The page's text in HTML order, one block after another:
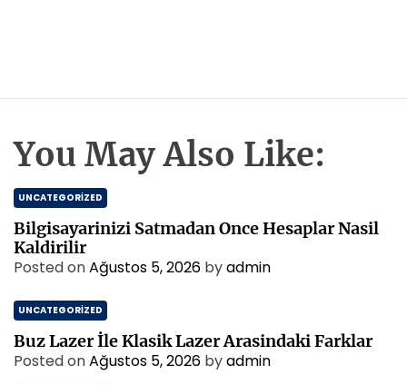
You May Also Like:
UNCATEGORIZED
Bilgisayarinizi Satmadan Once Hesaplar Nasil
Kaldirilir
Posted onAğustos 5, 2026 byadmin
UNCATEGORIZED
Buz Lazer İle Klasik Lazer Arasindaki Farklar
Posted onAğustos 5, 2026 byadmin